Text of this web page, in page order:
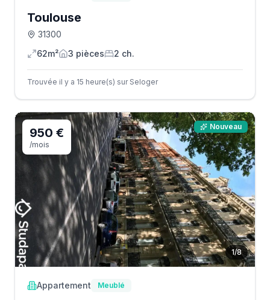
Toulouse
31300
62m²
3 pièces 2 ch.
Trouvée il y a 15 heure(s) sur Seloger
1/8
950 €
/mois
Nouveau
Appartement Meublé